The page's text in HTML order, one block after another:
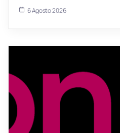
6 Agosto 2026